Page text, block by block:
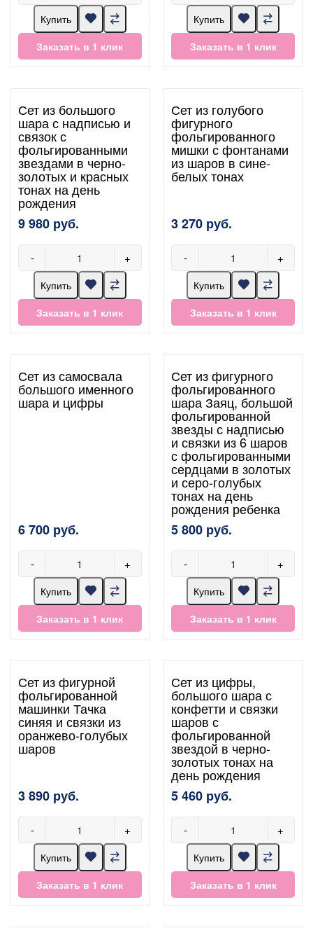
Купить
Заказать в 1 клик
Купить
Заказать в 1 клик
Сет из большого
шара с надписью и
связок с
фольгированными
звездами в черно-
золотых и красных
тонах на день
рождения
9 980 руб.
- +
Купить
Заказать в 1 клик
Сет из голубого
фигурного
фольгированного
мишки с фонтанами
из шаров в сине-
белых тонах
3 270 руб.
- +
Купить
Заказать в 1 клик
Сет из самосвала
большого именного
шара и цифры
6 700 руб.
- +
Купить
Заказать в 1 клик
Сет из фигурного
фольгированного
шара Заяц, большой
фольгированной
звезды с надписью
и связки из 6 шаров
с фольгированными
сердцами в золотых
и серо-голубых
тонах на день
рождения ребенка
5 800 руб.
- +
Купить
Заказать в 1 клик
Сет из фигурной
фольгированной
машинки Тачка
синяя и связки из
оранжево-голубых
шаров
3 890 руб.
- +
Купить
Заказать в 1 клик
Сет из цифры,
большого шара с
конфетти и связки
шаров с
фольгированной
звездой в черно-
золотых тонах на
день рождения
5 460 руб.
- +
Купить
Заказать в 1 клик